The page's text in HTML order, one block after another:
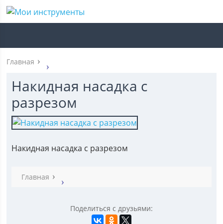
Главная
Накидная насадка с
разрезом
Накидная насадка с разрезом
Главная
Поделиться с друзьями: